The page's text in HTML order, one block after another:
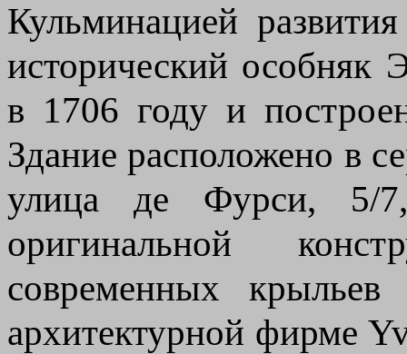
Кульминацией
исторический особняк
в 1706 году и
Здание расположено в
улица де Фурси, 5/
оригинальной
современных
архитектурной фирме